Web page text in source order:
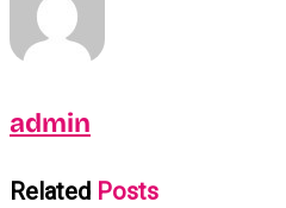
admin
Related Posts